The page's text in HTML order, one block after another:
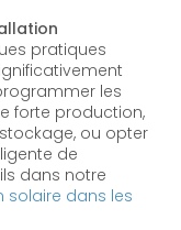
pratiques
les
forte production,
ou opter
de
dans notre
dans les